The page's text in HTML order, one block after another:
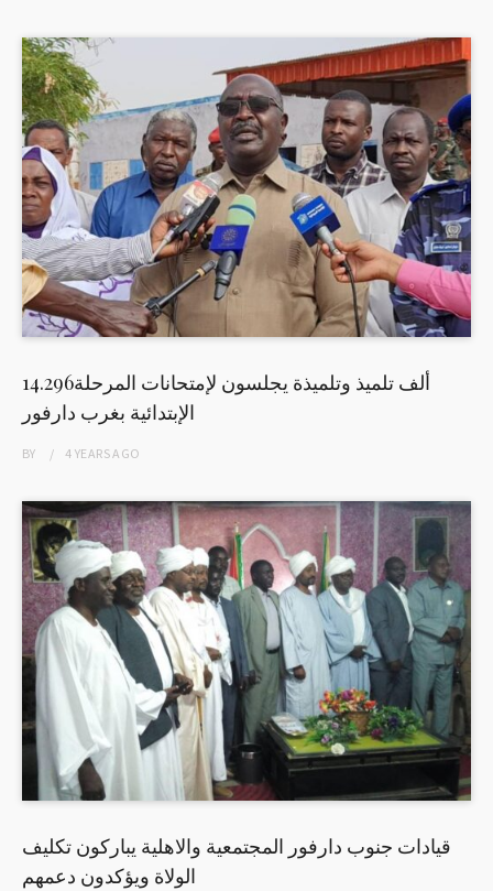
14.296ألف تلميذ وتلميذة يجلسون لإمتحانات المرحلة
الإبتدائية بغرب دارفور
BY 4 YEARSAGO
قيادات جنوب دارفور المجتمعية والاهلية يباركون تكليف
الولاة ويؤكدون دعمهم